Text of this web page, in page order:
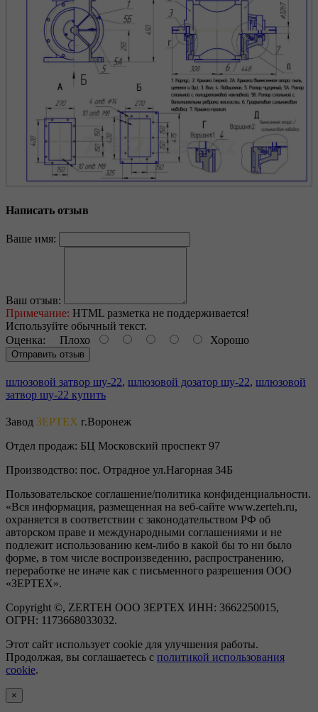
Написать отзыв
Ваше имя:
Ваш отзыв:
Примечание: HTML разметка не поддерживается!
Используйте обычный текст.
Оценка: Плохо Хорошо
Отправить отзыв
шлюзовой затвор шу-22, шлюзовой дозатор шу-22, шлюзовой
затвор шу-22 купить
Завод ЗЕРТЕХ г.Воронеж
Отдел продаж: БЦ Московский проспект 97
Производство: пос. Отрадное ул.Нагорная 34Б
Пользовательское соглашение/политика конфиденциальности.
«Вся информация, размещенная на веб-сайте www.zerteh.ru,
охраняется в соответствии с законодательством РФ об
авторском праве и международными соглашениями и не
подлежит использованию кем-либо в какой бы то ни было
форме, в том числе воспроизведению, распространению,
переработке не иначе как с письменного разрешения ООО
«ЗЕРТЕХ».
Copyright ©, ZERTEH ООО ЗЕРТЕХ ИНН: 3662250015,
ОГРН: 1173668033032.
Этот сайт использует cookie для улучшения работы.
Продолжая, вы соглашаетесь с политикой использования
cookie.
×